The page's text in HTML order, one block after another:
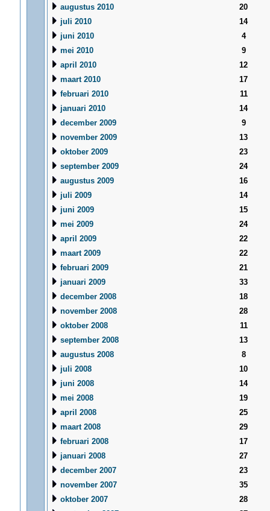
augustus 2010
20
juli 2010
14
juni 2010
4
mei 2010
9
april 2010
12
maart 2010
17
februari 2010
11
januari 2010
14
december 2009
9
november 2009
13
oktober 2009
23
september 2009
24
augustus 2009
16
juli 2009
14
juni 2009
15
mei 2009
24
april 2009
22
maart 2009
22
februari 2009
21
januari 2009
33
december 2008
18
november 2008
28
oktober 2008
11
september 2008
13
augustus 2008
8
juli 2008
10
juni 2008
14
mei 2008
19
april 2008
25
maart 2008
29
februari 2008
17
januari 2008
27
december 2007
23
november 2007
35
oktober 2007
28